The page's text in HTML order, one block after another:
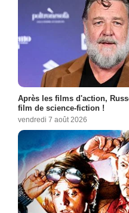
Après les films d'action,
film de science-fiction !
vendredi 7 août 2026